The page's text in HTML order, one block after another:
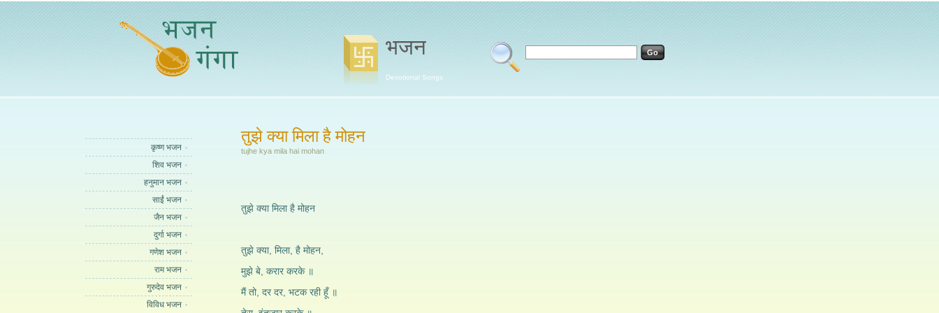
भजन
Devotional Songs
कृष्ण भजन
शिव भजन
हनुमान भजन
साईं भजन
जैन भजन
दुर्गा भजन
गणेश भजन
राम भजन
गुरुदेव भजन
विविध भजन
तुझे क्या मिला है मोहन
tujhe kya mila hai mohan
तुझे क्या मिला है मोहन
तुझे क्या, मिला, है मोहन,
मुझे बे, करार करके ॥
मैं तो, दर दर, भटक रही हूँ ॥